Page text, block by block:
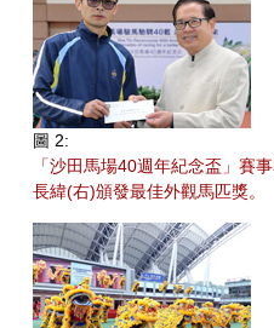
圖 2:
「沙田馬場40週年紀念盃」賽
長緯(右)頒發最佳外觀馬匹獎。